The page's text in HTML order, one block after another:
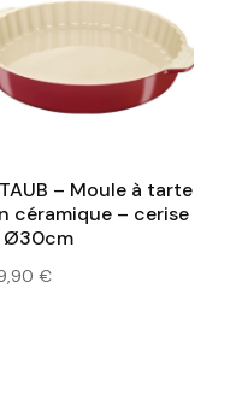
– Moule à tarte
céramique – cerise
Ø30cm
€